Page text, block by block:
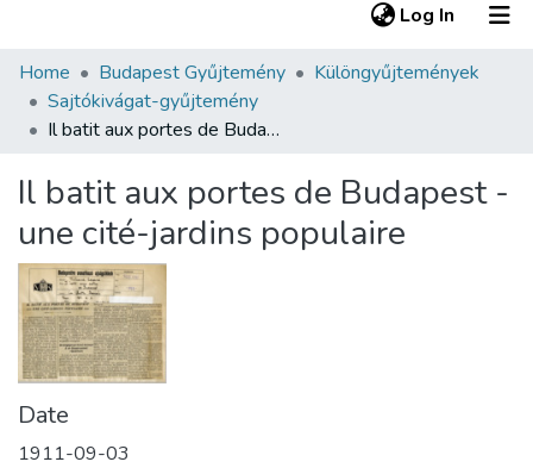
Log In (current)
Communities & Collections
All of DSpace
About us
Home Budapest Gyűjtemény
Különgyűjtemények
Sajtókivágat-gyűjtemény
Il batit aux portes de Budapest - une cité-jardins populaire
Il batit aux portes de Budapest -
une cité-jardins populaire
Date
1911-09-03